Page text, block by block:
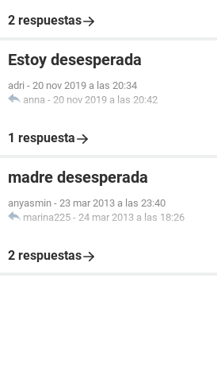
2 respuestas
Estoy desesperada
adri - 20 nov 2019 a las 20:34
anna - 20 nov 2019 a las 20:42
1 respuesta
madre desesperada
anyasmin - 23 mar 2013 a las 23:40
marina225 - 24 mar 2013 a las 18:26
2 respuestas